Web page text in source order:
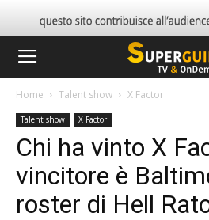
Home Talent show X Factor
Talent show X Factor
Chi ha vinto X
vincitore è
roster di Hell